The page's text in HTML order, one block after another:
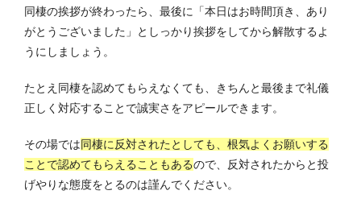
同棲の挨拶が終わったら、最後に「本日はお時間頂き、あり
がとうございました」としっかり挨拶をしてから解散するよ
うにしましょう。
たとえ同棲を認めてもらえなくても、きちんと最後まで礼儀
正しく対応することで誠実さをアピールできます。
その場では同棲に反対されたとしても、根気よくお願いする
ことで認めてもらえることもあるので、反対されたからと投
げやりな態度をとるのは謹んでください。